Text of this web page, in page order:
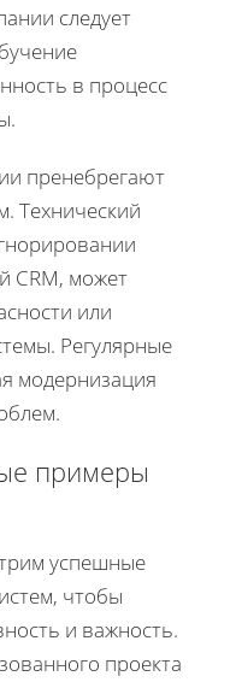
следует
в процесс
пренебрегают
Технический
CRM, может
или
Регулярные
модернизация
примеры
успешные
чтобы
и важность.
проекта